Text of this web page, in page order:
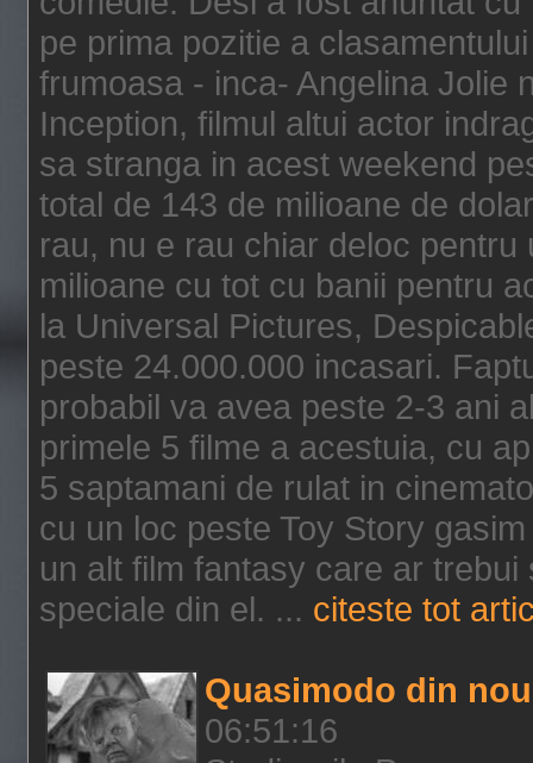
pe prima pozitie a
frumoasa - inca- Angelina Jolie
Inception, filmul altui actor
sa stranga in acest weekend
total de 143 de milioane de
rau, nu e rau chiar deloc
milioane cu tot cu banii pentru
la Universal Pictures,
peste 24.000.000 incasari.
probabil va avea peste 2-3 ani
primele 5 filme a acestuia, cu
5 saptamani de rulat in
cu un loc peste Toy Story
un alt film fantasy care ar
speciale din el. ... citeste tot
Quasimodo din
06:51:16